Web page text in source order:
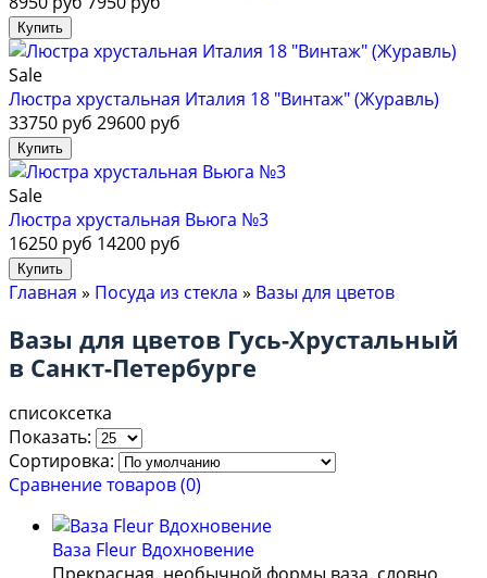
Sale
Люстра хрустальная Италия 18 "Винтаж" (Журавль)
33750 руб 29600 руб
Sale
Люстра хрустальная Вьюга №3
16250 руб 14200 руб
Главная » Посуда из стекла » Вазы для цветов
Вазы для цветов Гусь-Хрустальный
в Санкт-Петербурге
списоксетка
Показать:
Сортировка:
Сравнение товаров (0)
Ваза Fleur Вдохновение